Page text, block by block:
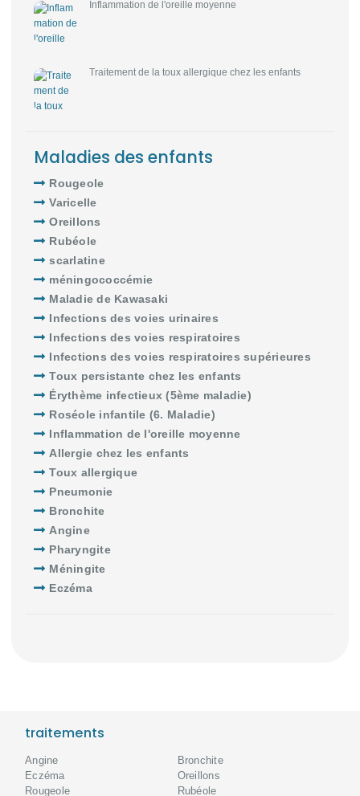
Inflammation de l'oreille moyenne
Traitement de la toux allergique chez les enfants
Maladies des enfants
Rougeole
Varicelle
Oreillons
Rubéole
scarlatine
méningococcémie
Maladie de Kawasaki
Infections des voies urinaires
Infections des voies respiratoires
Infections des voies respiratoires supérieures
Toux persistante chez les enfants
Érythème infectieux (5ème maladie)
Roséole infantile (6. Maladie)
Inflammation de l'oreille moyenne
Allergie chez les enfants
Toux allergique
Pneumonie
Bronchite
Angine
Pharyngite
Méningite
Eczéma
traitements
Angine
Bronchite
Eczéma
Oreillons
Rougeole
Rubéole